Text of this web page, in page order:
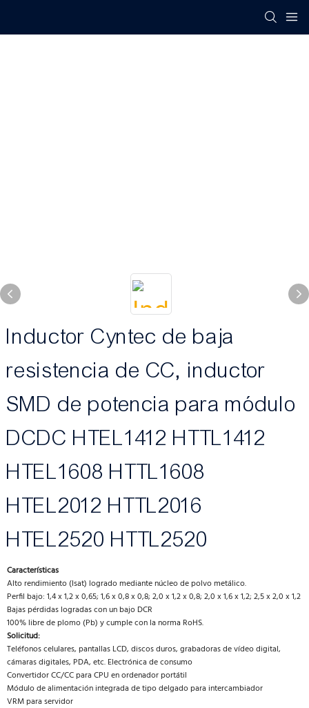
Inductor Cyntec de baja
resistencia de CC, inductor
SMD de potencia para módulo
DCDC HTEL1412 HTTL1412
HTEL1608 HTTL1608
HTEL2012 HTTL2016
HTEL2520 HTTL2520
Características
Alto rendimiento (Isat) logrado mediante núcleo de polvo metálico.
Perfil bajo: 1,4 x 1,2 x 0,65; 1,6 x 0,8 x 0,8; 2,0 x 1,2 x 0,8; 2,0 x 1,6 x 1,2; 2,5 x 2,0 x 1,2
Bajas pérdidas logradas con un bajo DCR
100% libre de plomo (Pb) y cumple con la norma RoHS.
Solicitud:
Teléfonos celulares, pantallas LCD, discos duros, grabadoras de vídeo digital,
cámaras digitales, PDA, etc. Electrónica de consumo
Convertidor CC/CC para CPU en ordenador portátil
Módulo de alimentación integrada de tipo delgado para intercambiador
VRM para servidor